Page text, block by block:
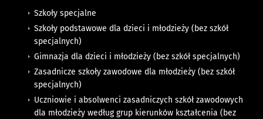
Szkoły specjalne
Szkoły podstawowe dla dzieci i młodzieży (bez szkół
specjalnych)
Gimnazja dla dzieci i młodzieży (bez szkół specjalnych)
Zasadnicze szkoły zawodowe dla młodzieży (bez szkół
specjalnych)
Uczniowie i absolwenci zasadniczych szkół zawodowych
dla młodzieży według grup kierunków kształcenia (bez